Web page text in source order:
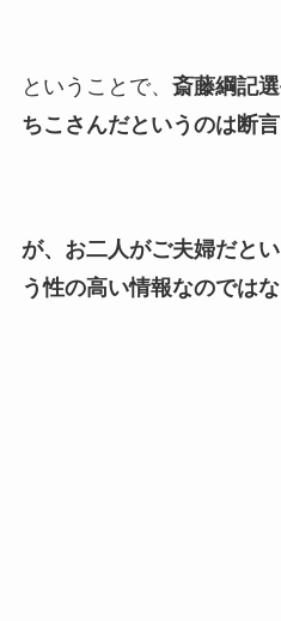
ということで、斎藤綱記
ちこさんだというのは断
が、お二人がご夫婦だとい
う性の高い情報なのではな